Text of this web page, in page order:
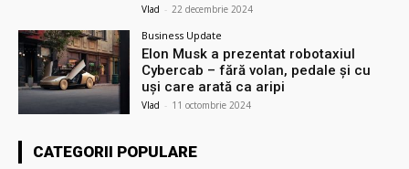
Vlad - 22 decembrie 2024
Business Update
Elon Musk a prezentat robotaxiul
Cyberсab – fără volan, pedale și cu
uși care arată ca aripi
Vlad - 11 octombrie 2024
CATEGORII POPULARE